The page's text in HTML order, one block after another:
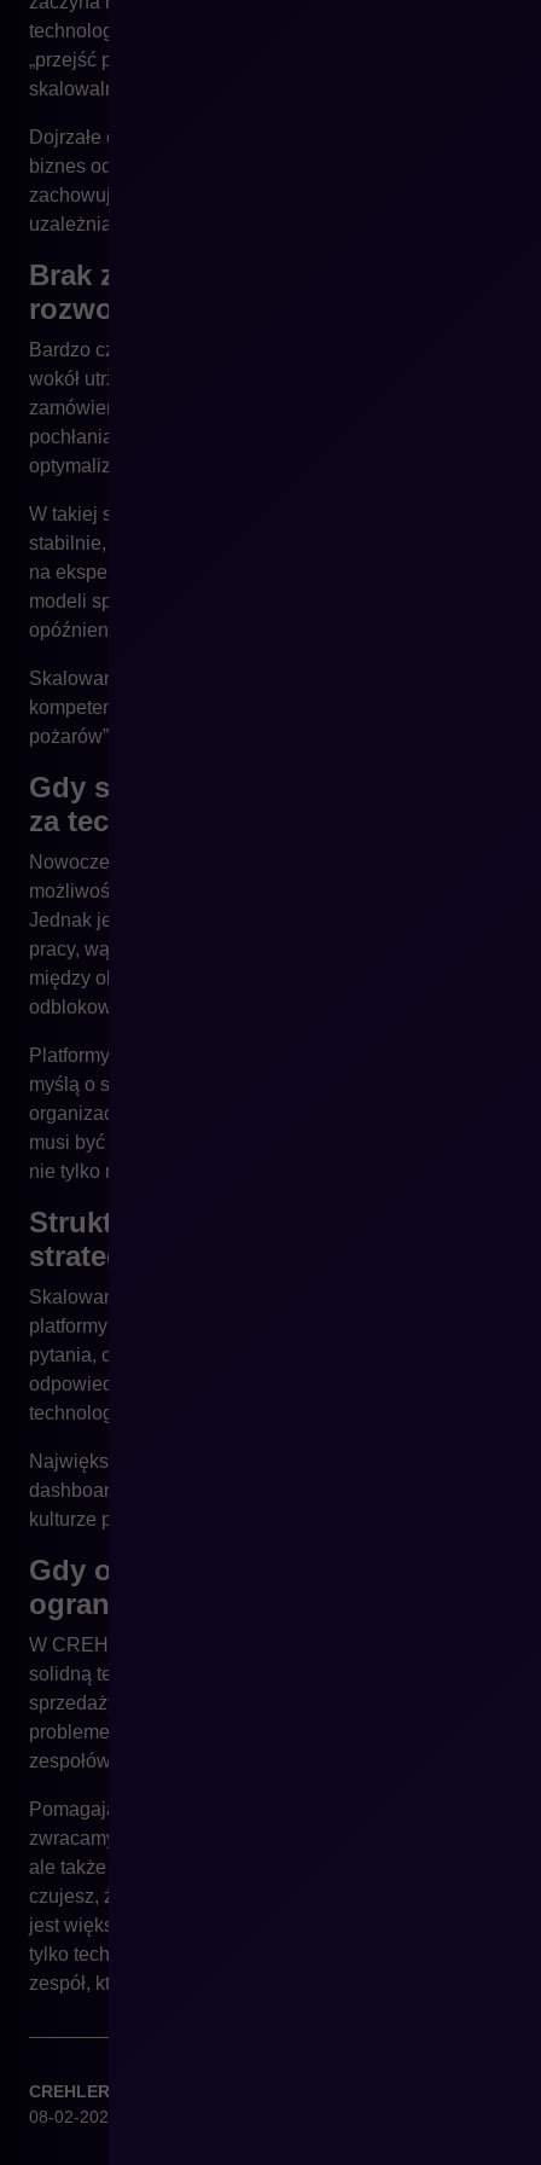
technologicznych, a nie rynku. Każda zmiana musi
„przejść przez development”, co skutecznie ogranicza
skalowalność.
Dojrzałe organizacje oddzielają odpowiedzialność za
biznes od odpowiedzialności za technologię,
zachowując między nimi ścisłą współpracę, ale nie
uzależniając wzrostu od backlogu technicznego.
Brak zespołu dedykowanego do
rozwoju, a nie tylko utrzymania
Bardzo często zespoły e-commerce są skonstruowane
wokół utrzymania bieżącego działania sklepu. Obsługa
zamówień, reagowanie na błędy, bieżące kampanie – to
pochłania większość zasobów. Na rozwój, testy i
optymalizację brakuje czasu.
W takiej strukturze sprzedaż online może funkcjonować
stabilnie, ale nie będzie się skalować. Brak przestrzeni
na eksperymenty, testy A/B czy wdrażanie nowych
modeli sprzedaży powoduje, że firma reaguje na rynek z
opóźnieniem.
Skalowanie wymaga świadomego wydzielenia
kompetencji i czasu na rozwój, a nie jedynie „gaszenie
pożarów”.
Gdy struktura zespołu nie nadąża
za technologią
Nowoczesne platformy e-commerce oferują ogromne
możliwości automatyzacji, personalizacji i integracji.
Jednak jeśli struktura zespołu opiera się na ręcznej
pracy, wąskich gardłach decyzyjnych i braku współpracy
między obszarami, technologia nie jest w stanie
odblokować swojego potencjału.
Platformy takie jak Shopware zostały zaprojektowane z
myślą o skalowaniu – zarówno technologicznym, jak i
organizacyjnym. Aby jednak z nich skorzystać, firma
musi być gotowa na zmianę sposobu pracy zespołów, a
nie tylko na wdrożenie nowego systemu.
Struktura zespołu jako element
strategii wzrostu
Skalowanie sprzedaży online nie zaczyna się od zmiany
platformy ani od nowej funkcjonalności. Zaczyna się od
pytania, czy struktura zespołu wspiera szybkie decyzje,
odpowiedzialność i współpracę. Wiele firm inwestuje w
technologię, nie inwestując w sposób jej wykorzystania.
Największe bariery wzrostu są często niewidoczne na
dashboardach – tkwią w strukturze organizacyjnej,
kulturze pracy i sposobie podejmowania decyzji.
Gdy organizacja staje się
ograniczeniem, a nie technologia
W CREHLER rozmawialiśmy z firmami, które mają
solidną technologię, a mimo to nie są w stanie skalować
sprzedaży online. Analiza pokazuje wtedy, że
problemem nie jest platforma, lecz sposób organizacji
zespołów wokół e-commerce.
Pomagając klientom rozwijać sprzedaż na Shopware,
zwracamy uwagę nie tylko na architekturę systemową,
ale także na strukturę decyzyjną i procesową. Jeśli
czujesz, że potencjał sprzedaży online w Twojej firmie
jest większy niż realne wyniki – warto przyjrzeć się nie
tylko technologii, ale też temu, jak zorganizowany jest
zespół, który ma z niej korzystać.
CREHLER
08-02-2026